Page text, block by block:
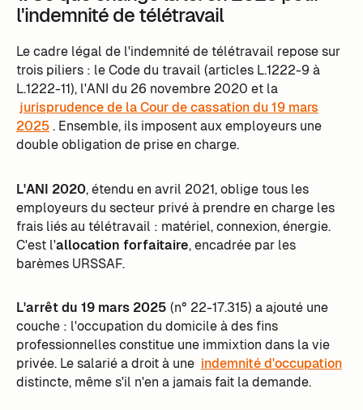
l'indemnité de télétravail
Le cadre légal de l'indemnité de télétravail repose sur
trois piliers : le Code du travail (articles L.1222-9 à
L.1222-11), l'ANI du 26 novembre 2020 et la
jurisprudence de la Cour de cassation du 19 mars
2025. Ensemble, ils imposent aux employeurs une
double obligation de prise en charge.
L'ANI 2020, étendu en avril 2021, oblige tous les
employeurs du secteur privé à prendre en charge les
frais liés au télétravail : matériel, connexion, énergie.
C'est l'allocation forfaitaire, encadrée par les
barèmes URSSAF.
L'arrêt du 19 mars 2025 (n° 22-17.315) a ajouté une
couche : l'occupation du domicile à des fins
professionnelles constitue une immixtion dans la vie
privée. Le salarié a droit à une indemnité d'occupation
distincte, même s'il n'en a jamais fait la demande.